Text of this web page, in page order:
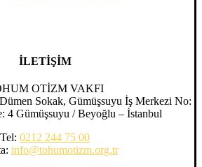
İLETİŞİM
OTİZM VAKFI
Sokak, Gümüşsuyu İş Merkezi No:
4 Gümüşsuyu / Beyoğlu – İstanbul
Tel: 0212 244 75 00
info@tohumotizm.org.tr